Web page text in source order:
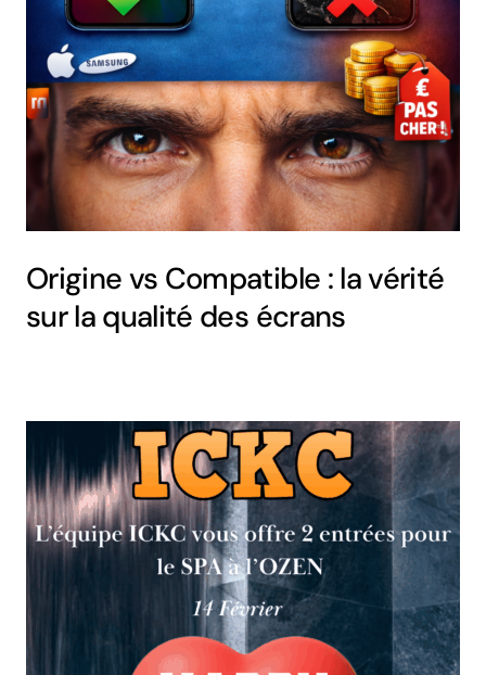
Origine vs Compatible : la vérité
sur la qualité des écrans